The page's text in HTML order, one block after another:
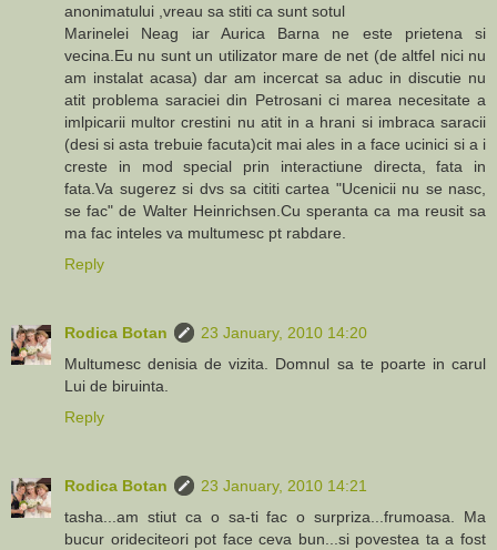
anonimatului ,vreau sa stiti ca sunt sotul
Marinelei Neag iar Aurica Barna ne este prietena si
vecina.Eu nu sunt un utilizator mare de net (de altfel nici nu
am instalat acasa) dar am incercat sa aduc in discutie nu
atit problema saraciei din Petrosani ci marea necesitate a
imlpicarii multor crestini nu atit in a hrani si imbraca saracii
(desi si asta trebuie facuta)cit mai ales in a face ucinici si a i
creste in mod special prin interactiune directa, fata in
fata.Va sugerez si dvs sa cititi cartea "Ucenicii nu se nasc,
se fac" de Walter Heinrichsen.Cu speranta ca ma reusit sa
ma fac inteles va multumesc pt rabdare.
Reply
Rodica Botan
23 January, 2010 14:20
Multumesc denisia de vizita. Domnul sa te poarte in carul
Lui de biruinta.
Reply
Rodica Botan
23 January, 2010 14:21
tasha...am stiut ca o sa-ti fac o surpriza...frumoasa. Ma
bucur orideciteori pot face ceva bun...si povestea ta a fost